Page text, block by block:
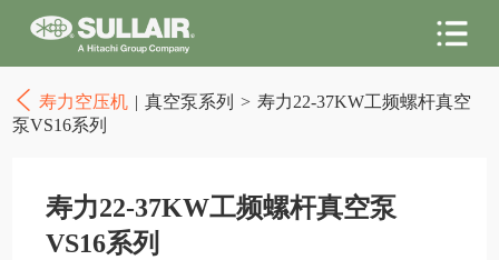
寿力空压机 | 真空泵系列 > 寿力22-37KW工频螺杆真空
泵VS16系列
寿力22-37KW工频螺杆真空泵
VS16系列